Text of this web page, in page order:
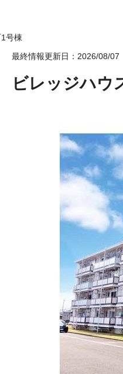
号棟
最終情報更新日：2026/08/07
ビレッジハウ